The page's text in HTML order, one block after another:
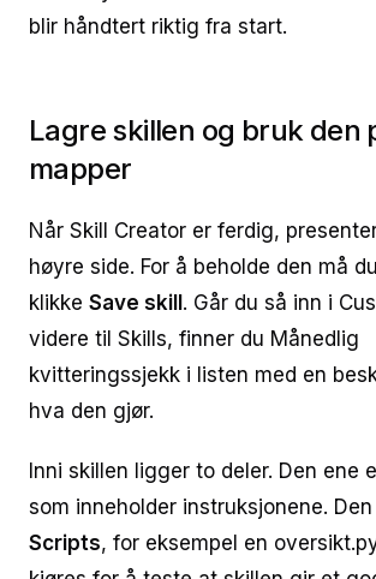
blir håndtert riktig fra start.
Lagre skillen og bruk den
mapper
Når Skill Creator er ferdig,
høyre side. For å beholde den må
klikke Save skill . Går du så inn i
videre til Skills, finner du Månedlig
kvitteringssjekk i listen med en
hva den gjør.
Inni skillen ligger to deler. Den ene
som inneholder instruksjonene.
Scripts, for eksempel en